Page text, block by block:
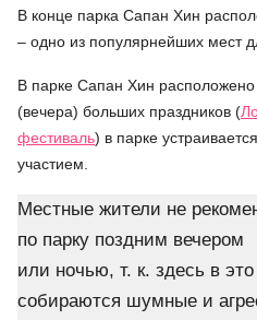
В конце парка Сапан Хин
– одно из популярнейших мест
В парке Сапан Хин
(вечера) больших праздников (
фестиваль) в парке
участием.
Местные жители не
по парку поздним вечером
или ночью, т. к. здесь в
собираются шумные и